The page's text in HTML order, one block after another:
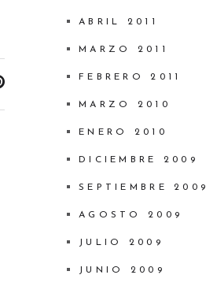
ABRIL 2011
MARZO 2011
FEBRERO 2011
MARZO 2010
ENERO 2010
DICIEMBRE 2009
SEPTIEMBRE 2009
AGOSTO 2009
JULIO 2009
JUNIO 2009